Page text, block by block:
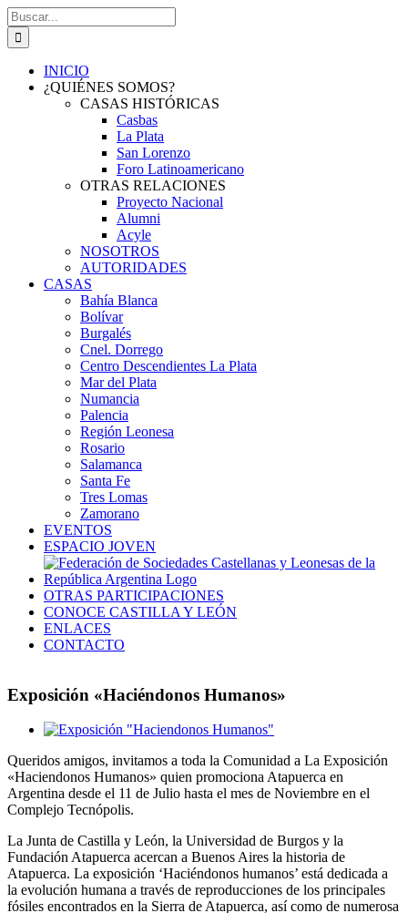
Saltar
al
contenido
Buscar:
INICIO
¿QUIÉNES SOMOS?
CASAS HISTÓRICAS
Casbas
La Plata
San Lorenzo
Foro Latinoamericano
OTRAS RELACIONES
Proyecto Nacional
Alumni
Acyle
NOSOTROS
AUTORIDADES
CASAS
Bahía Blanca
Bolívar
Burgalés
Cnel. Dorrego
Centro Descendientes La Plata
Mar del Plata
Numancia
Palencia
Región Leonesa
Rosario
Salamanca
Santa Fe
Tres Lomas
Zamorano
EVENTOS
ESPACIO JOVEN
OTRAS PARTICIPACIONES
CONOCE CASTILLA Y LEÓN
ENLACES
CONTACTO
Exposición «Haciéndonos Humanos»
Ver
más
grande
Queridos amigos, invitamos a toda la Comunidad a La Exposición
«Haciendonos Humanos» quien promociona Atapuerca en
Argentina desde el 11 de Julio hasta el mes de Noviembre en el
Complejo Tecnópolis.
La Junta de Castilla y León, la Universidad de Burgos y la
Fundación Atapuerca acercan a Buenos Aires la historia de
Atapuerca. La exposición ‘Haciéndonos humanos’ está dedicada a
la evolución humana a través de reproducciones de los principales
fósiles encontrados en la Sierra de Atapuerca, así como de numerosa